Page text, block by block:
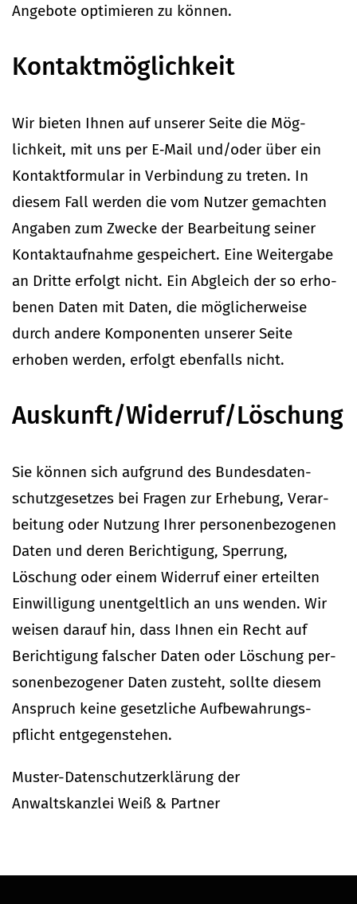
Angebote opti­mieren zu können.
Kon­takt­mög­lichkeit
Wir bieten Ihnen auf unserer Seite die Mög­
lichkeit, mit uns per E‑Mail und/oder über ein
Kon­takt­for­mular in Ver­bindung zu treten. In
diesem Fall werden die vom Nutzer gemachten
Angaben zum Zwecke der Bear­beitung seiner
Kon­takt­auf­nahme gespei­chert. Eine Wei­tergabe
an Dritte erfolgt nicht. Ein Abgleich der so erho­
benen Daten mit Daten, die mög­li­cher­weise
durch andere Kom­po­nenten unserer Seite
erhoben werden, erfolgt eben­falls nicht.
Auskunft/Widerruf/Löschung
Sie können sich auf­grund des Bun­des­da­ten­
schutz­ge­setzes bei Fragen zur Erhebung, Ver­ar­
beitung oder Nutzung Ihrer per­so­nen­be­zo­genen
Daten und deren Berich­tigung, Sperrung,
Löschung oder einem Widerruf einer erteilten
Ein­wil­ligung unent­geltlich an uns wenden. Wir
weisen darauf hin, dass Ihnen ein Recht auf
Berich­tigung fal­scher Daten oder Löschung per­
so­nen­be­zo­gener Daten zusteht, sollte diesem
Anspruch keine gesetz­liche Auf­be­wah­rungs­
pflicht ent­ge­gen­stehen.
Muster-Daten­schutz­er­klärung der
Anwalts­kanzlei Weiß & Partner